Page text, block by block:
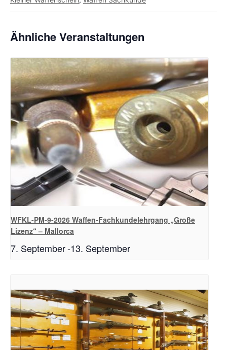
Ähnliche Veranstaltungen
WFKL-PM-9-2026 Waffen-Fachkundelehrgang „Große
Lizenz“ – Mallorca
7. September-13. September